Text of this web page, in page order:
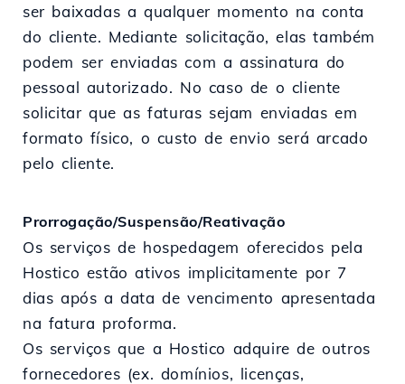
ser baixadas a qualquer momento na conta
do cliente. Mediante solicitação, elas também
podem ser enviadas com a assinatura do
pessoal autorizado. No caso de o cliente
solicitar que as faturas sejam enviadas em
formato físico, o custo de envio será arcado
pelo cliente.
Prorrogação/Suspensão/Reativação
Os serviços de hospedagem oferecidos pela
Hostico estão ativos implicitamente por 7
dias após a data de vencimento apresentada
na fatura proforma.
Os serviços que a Hostico adquire de outros
fornecedores (ex. domínios, licenças,